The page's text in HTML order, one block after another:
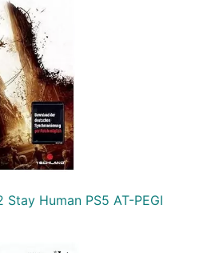
Human PS5 AT-PEGI